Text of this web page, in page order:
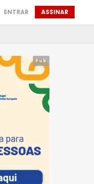
ENTRAR ASSINAR
Pub